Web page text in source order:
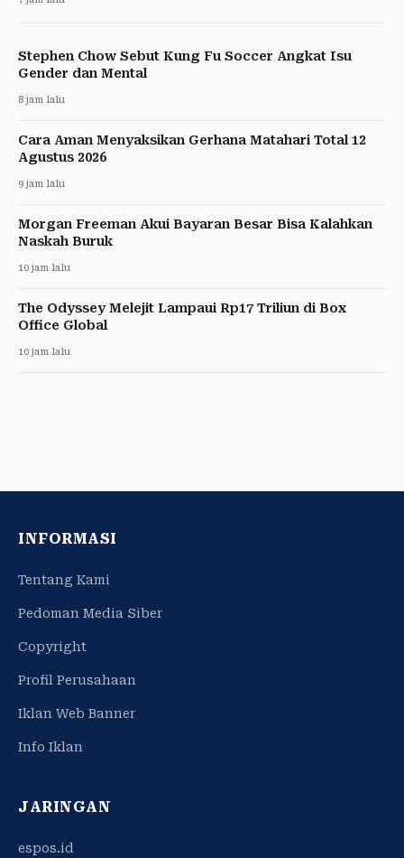
Stephen Chow Sebut Kung Fu Soccer Angkat Isu
Gender dan Mental
8 jam lalu
Cara Aman Menyaksikan Gerhana Matahari Total 12
Agustus 2026
9 jam lalu
Morgan Freeman Akui Bayaran Besar Bisa Kalahkan
Naskah Buruk
10 jam lalu
The Odyssey Melejit Lampaui Rp17 Triliun di Box
Office Global
10 jam lalu
INFORMASI
Tentang Kami
Pedoman Media Siber
Copyright
Profil Perusahaan
Iklan Web Banner
Info Iklan
JARINGAN
espos.id